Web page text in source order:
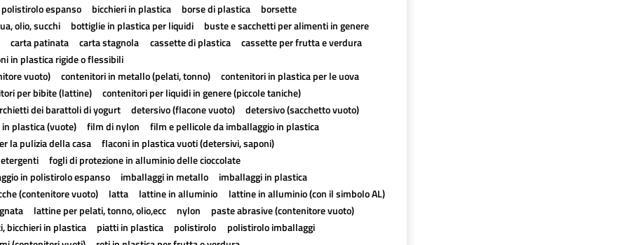
espanso bicchieri in plastica borse di plastica
borsette
olio, succhi bottiglie in plastica per liquidi
buste e sacchetti per alimenti in genere
carta patinata carta stagnola cassette di plastica
cassette per frutta e verdura
in plastica rigide o flessibili
vuoto)
contenitori in metallo (pelati, tonno)
contenitori in plastica per le uova
per bibite (lattine)
contenitori per liquidi in genere (piccole taniche)
dei barattoli di yogurt detersivo (flacone vuoto)
detersivo (sacchetto vuoto)
plastica (vuote) film di nylon
film e pellicole da imballaggio in plastica
la pulizia della casa
flaconi in plastica vuoti (detersivi, saponi)
fogli di protezione in alluminio delle cioccolate
in polistirolo espanso imballaggi in metallo
imballaggi in plastica
(contenitore vuoto) latta lattine in alluminio
lattine in alluminio (con il simbolo AL)
lattine per pelati, tonno, olio,ecc nylon
paste abrasive (contenitore vuoto)
bicchieri in plastica piatti in plastica polistirolo
polistirolo imballaggi